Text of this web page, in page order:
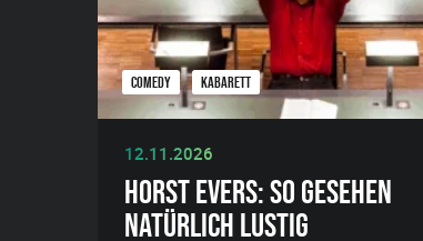
COMEDY KABARETT
12.11.2026
HORST EVERS: SO GESEHEN
NATÜRLICH LUSTIG